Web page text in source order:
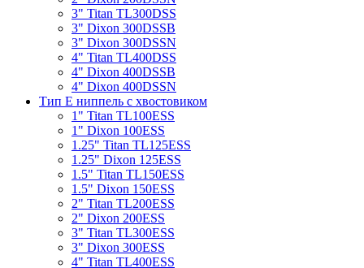
3" Titan TL300DSS
3" Dixon 300DSSB
3" Dixon 300DSSN
4" Titan TL400DSS
4" Dixon 400DSSB
4" Dixon 400DSSN
Тип Е ниппель с хвостовиком
1" Titan TL100ESS
1" Dixon 100ESS
1.25" Titan TL125ESS
1.25" Dixon 125ESS
1.5" Titan TL150ESS
1.5" Dixon 150ESS
2" Titan TL200ESS
2" Dixon 200ESS
3" Titan TL300ESS
3" Dixon 300ESS
4" Titan TL400ESS